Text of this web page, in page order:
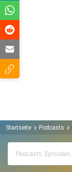
Startseite Podcasts